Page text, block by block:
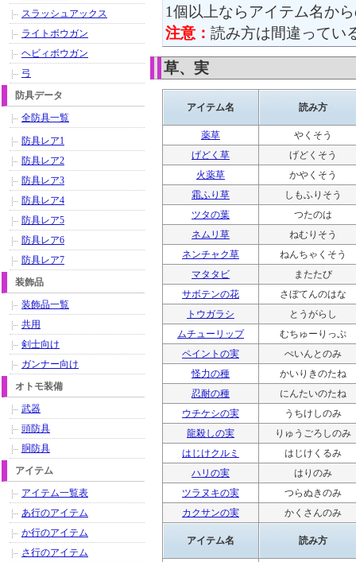
1個以上ならアイテム名か
注意： 読み方は間違ってい
草、実
アイテム名 読み方
薬草
やくそう
げどく草
げどくそう
火薬草
かやくそう
霜ふり草
しもふりそう
ツタの葉
つたのは
ネムリ草
ねむりそう
ネンチャク草
ねんちゃくそう
マタタビ
またたび
サボテンの花
さぼてんのはな
トウガラシ
とうがらし
ムチューリップ
むちゅーりっぷ
ペイントの実
ぺいんとのみ
怪力の種
かいりきのたね
忍耐の種
にんたいのたね
ウチケシの実
うちけしのみ
龍殺しの実
りゅうごろしのみ
はじけクルミ
はじけくるみ
ハリの実
はりのみ
ツラヌキの実
つらぬきのみ
カクサンの実
かくさんのみ
アイテム名 読み方
スラッシュアックス
ライトボウガン
ヘビィボウガン
弓
防具データ
全防具一覧
防具レア1
防具レア2
防具レア3
防具レア4
防具レア5
防具レア6
防具レア7
装飾品
装飾品一覧
共用
剣士向け
ガンナー向け
オトモ装備
武器
頭防具
胴防具
アイテム
アイテム一覧表
あ行のアイテム
か行のアイテム
さ行のアイテム